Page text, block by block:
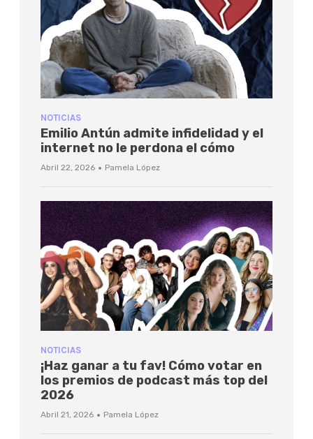
NOTICIAS
Emilio Antún admite infidelidad y el
internet no le perdona el cómo
Abril 22, 2026 · Pamela López
NOTICIAS
¡Haz ganar a tu fav! Cómo votar en
los premios de podcast más top del
2026
Abril 21, 2026 · Pamela López